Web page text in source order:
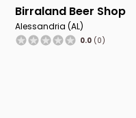
Birraland Beer Shop
Alessandria (AL)
0.0 (0)